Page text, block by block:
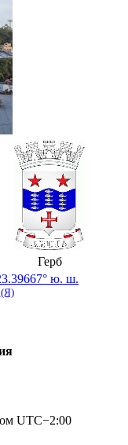
Герб
ю. ш.
(Я)
UTC−2:00